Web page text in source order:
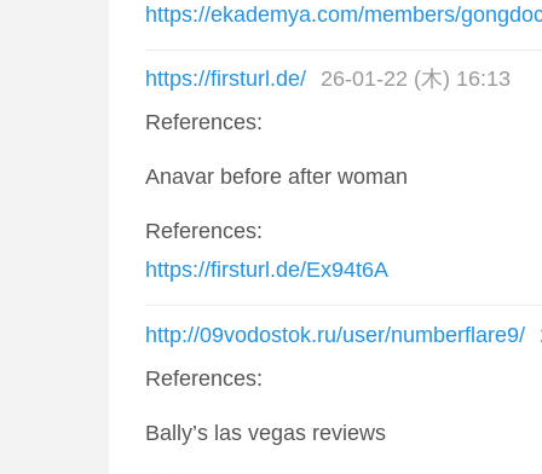
https://ekademya.com/members/
https://firsturl.de/
26-01-22 (木) 16:13
References:
Anavar before after woman
References:
https://firsturl.de/Ex94t6A
http://09vodostok.ru/user/numberflare9/
References:
Bally’s las vegas reviews